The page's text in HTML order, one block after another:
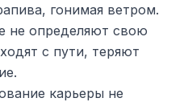
гонимая ветром.
не определяют свою
с пути, теряют
карьеры не